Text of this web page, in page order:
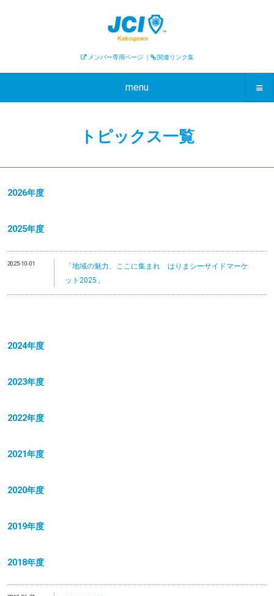
メンバー専用ページ ｜ 関連リンク集
menu
トピックス一覧
2026年度
2025年度
2025-10-01
「地域の魅力、ここに集まれ はりまシーサイドマーケ
ット2025」
2024年度
2023年度
2022年度
2021年度
2020年度
2019年度
2018年度